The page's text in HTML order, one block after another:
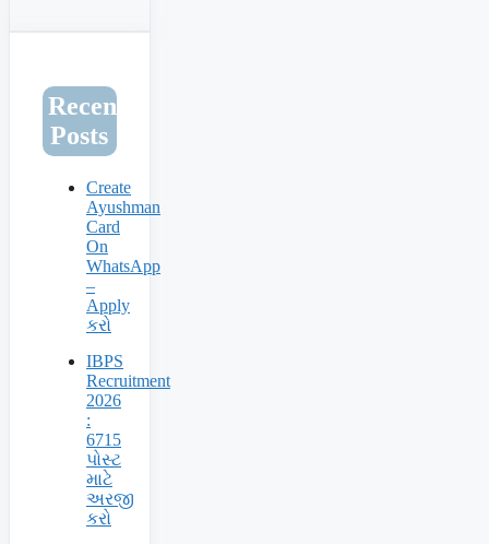
Recent
Posts
Create
Ayushman
Card
On
WhatsApp
–
Apply
કરો
IBPS
Recruitment
2026
:
6715
પોસ્ટ
માટે
અરજી
કરો